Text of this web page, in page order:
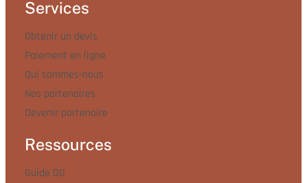
Services
Obtenir un devis
Paiement en ligne
Qui sommes-nous
Nos partenaires
Devenir partenaire
Ressources
Guide DO